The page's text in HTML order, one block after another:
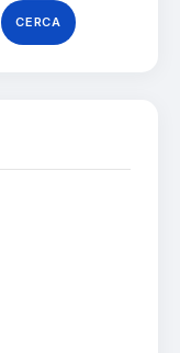
CERCA